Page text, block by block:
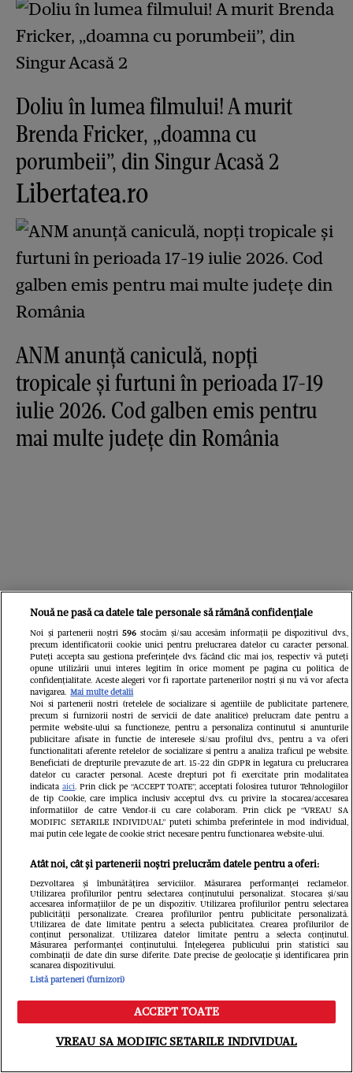
Doliu în lumea filmului! A murit
Brenda Fricker, „doamna cu
porumbeii”, din Singur Acasă 2
Libertatea.ro
ANM anunță caniculă, nopți
tropicale și furtuni în perioada 17-19
iulie 2026. Cod galben emis pentru
mai multe județe din România
Din aceeași categorie
VEDETE SI EVENIMENTE
Gheorghe Visu. Actorul a fost burlac
până la 50 de ani: "Soția mea e
familia mea și singurul om care-mi
VEDETE
majoratul
invitați:
petrecere,
Meniu Caută
Nouă ne pasă ca datele tale personale să rămână confidențiale
Noi și partenerii noștri 596stocăm și/sau accesăm informații pe dispozitivul dvs.,
precum identificatorii cookie unici pentru prelucrarea datelor cu caracter personal.
Puteți accepta sau gestiona preferințele dvs. făcând clic mai jos, respectiv vă puteți
opune utilizării unui interes legitim în orice moment pe pagina cu politica de
confidențialitate. Aceste alegeri vor fi raportate partenerilor noștri și nu vă vor afecta
navigarea. Mai multe detalii
Noi si partenerii nostri (retelele de socializare si agentiile de publicitate partenere,
precum si furnizorii nostri de servicii de date analitice) prelucram date pentru a
permite website-ului sa functioneze, pentru a personaliza continutul si anunturile
publicitare afisate in functie de interesele si/sau profilul dvs., pentru a va oferi
functionalitati aferente retelelor de socializare si pentru a analiza traficul pe website.
Beneficiati de drepturile prevazute de art. 15-22 din GDPR in legatura cu prelucrarea
datelor cu caracter personal. Aceste drepturi pot fi exercitate prin modalitatea
indicataaici. Prin click pe “ACCEPT TOATE”, acceptati folosirea tuturor Tehnologiilor
de tip Cookie, care implica inclusiv acceptul dvs. cu privire la stocarea/accesarea
informatiilor de catre Vendor-ii cu care colaboram. Prin click pe “VREAU SA
MODIFIC SETARILE INDIVIDUAL” puteti schimba preferintele in mod individual,
mai putin cele legate de cookie strict necesare pentru functionarea website-ului.
Atât noi, cât și partenerii noștri prelucrăm datele pentru a oferi:
Dezvoltarea și îmbunătățirea serviciilor. Măsurarea performanței reclamelor.
Utilizarea profilurilor pentru selectarea conținutului personalizat. Stocarea și/sau
accesarea informațiilor de pe un dispozitiv. Utilizarea profilurilor pentru selectarea
publicității personalizate. Crearea profilurilor pentru publicitate personalizată.
Utilizarea de date limitate pentru a selecta publicitatea. Crearea profilurilor de
conținut personalizat. Utilizarea datelor limitate pentru a selecta conținutul.
Măsurarea performanței conținutului. Înțelegerea publicului prin statistici sau
combinații de date din surse diferite. Date precise de geolocație și identificarea prin
scanarea dispozitivului.
Listă parteneri (furnizori)
ACCEPT TOATE
VREAU SA MODIFIC SETARILE INDIVIDUAL